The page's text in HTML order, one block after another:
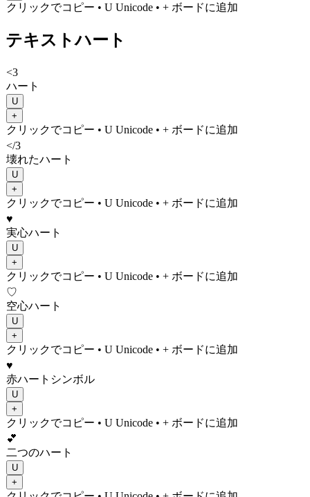
クリックでコピー • U Unicode • + ボードに追加
テキストハート
<3
ハート
U
+
クリックでコピー • U Unicode • + ボードに追加
</3
壊れたハート
U
+
クリックでコピー • U Unicode • + ボードに追加
♥
実心ハート
U
+
クリックでコピー • U Unicode • + ボードに追加
♡
空心ハート
U
+
クリックでコピー • U Unicode • + ボードに追加
♥️
赤ハートシンボル
U
+
クリックでコピー • U Unicode • + ボードに追加
💕
二つのハート
U
+